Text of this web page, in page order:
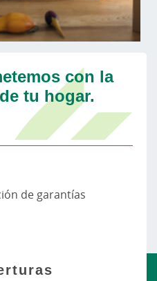
con la
tu hogar.
de garantías